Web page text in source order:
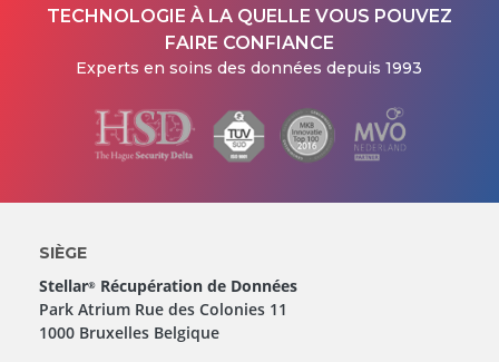
TECHNOLOGIE À LA QUELLE VOUS POUVEZ
FAIRE CONFIANCE
Experts en soins des données depuis 1993
SIÈGE
Stellar® Récupération de Données
Park Atrium Rue des Colonies 11
1000 Bruxelles Belgique